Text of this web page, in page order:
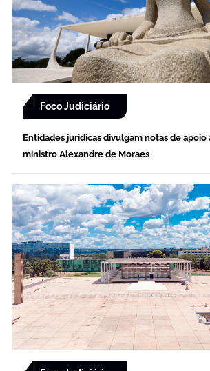
Foco Judiciário
Entidades jurídicas divulgam notas de apoio
ministro Alexandre de Moraes